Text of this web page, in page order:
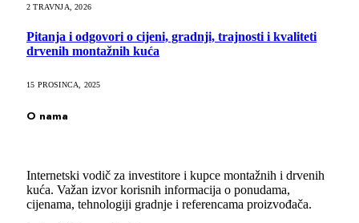
2 TRAVNJA, 2026
Pitanja i odgovori o cijeni, gradnji, trajnosti i kvaliteti
drvenih montažnih kuća
15 PROSINCA, 2025
O nama
Internetski vodič za investitore i kupce montažnih i drvenih
kuća. Važan izvor korisnih informacija o ponudama,
cijenama, tehnologiji gradnje i referencama proizvođača.